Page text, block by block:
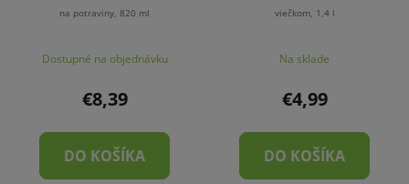
na potraviny, 820 ml
Dostupné na objednávku
€8,39
DO KOŠÍKA
viečkom, 1,4 l
Na sklade
€4,99
DO KOŠÍKA